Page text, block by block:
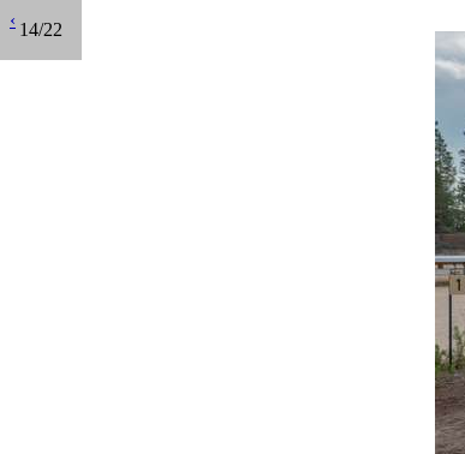
14/22
‹